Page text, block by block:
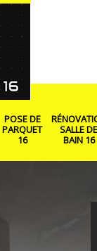
POSE DE
PARQUET
16
SALLE DE
BAIN 16